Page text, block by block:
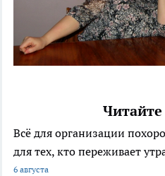
Всё для организации
для тех, кто переживает
6 августа